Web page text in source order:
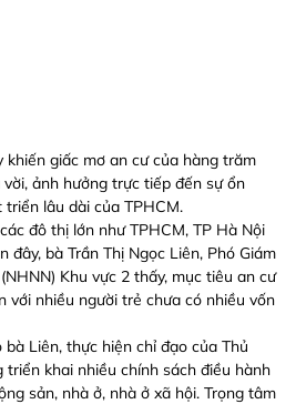
khiến giấc mơ an cư của hàng trăm
ảnh hưởng trực tiếp đến sự ổn
lâu dài của TPHCM.
đô thị lớn như TPHCM, TP Hà Nội
đây, bà Trần Thị Ngọc Liên, Phó Giám
Khu vực 2 thấy, mục tiêu an cư
với nhiều người trẻ chưa có nhiều vốn
Liên, thực hiện chỉ đạo của Thủ
triển khai nhiều chính sách điều hành
sản, nhà ở, nhà ở xã hội. Trọng tâm